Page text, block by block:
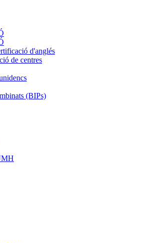
d'anglés
de centres
(BIPs)